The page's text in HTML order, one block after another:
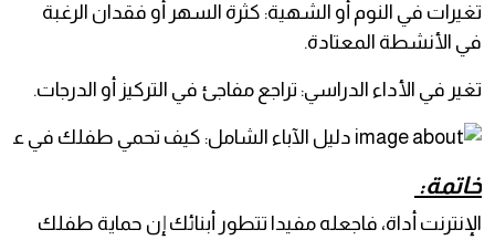
تغيرات في النوم أو الشهية: كثرة السهر أو فقدان الرغبة
في الأنشطة المعتادة.
تغير في الأداء الدراسي: تراجع مفاجئ في التركيز أو الدرجات.
خاتمة:
الإنترنت أداة، فاجعله مفيدا تتطور أبنائك إن حماية طفلك